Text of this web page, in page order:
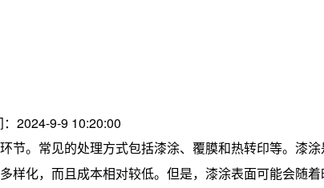
2024-9-9 10:20:00
节。常见的处理方式包括漆涂、覆膜和热转印等。漆
样化，而且成本相对较低。但是，漆涂表面可能会随